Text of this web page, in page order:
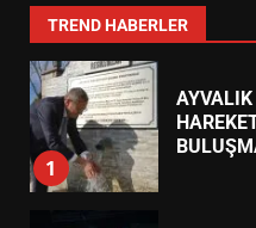
0266 396 33 44
TREND HABERLER
7
1